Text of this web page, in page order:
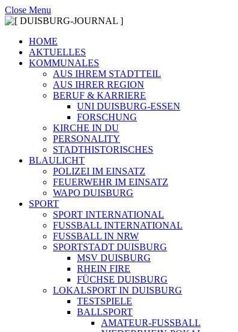
Close Menu
HOME
AKTUELLES
KOMMUNALES
AUS IHREM STADTTEIL
AUS IHRER REGION
BERUF & KARRIERE
UNI DUISBURG-ESSEN
FORSCHUNG
KIRCHE IN DU
PERSONALITY
STADTHISTORISCHES
BLAULICHT
POLIZEI IM EINSATZ
FEUERWEHR IM EINSATZ
WAPO DUISBURG
SPORT
SPORT INTERNATIONAL
FUSSBALL INTERNATIONAL
FUSSBALL IN NRW
SPORTSTADT DUISBURG
MSV DUISBURG
RHEIN FIRE
FÜCHSE DUISBURG
LOKALSPORT IN DUISBURG
TESTSPIELE
BALLSPORT
AMATEUR-FUSSBALL